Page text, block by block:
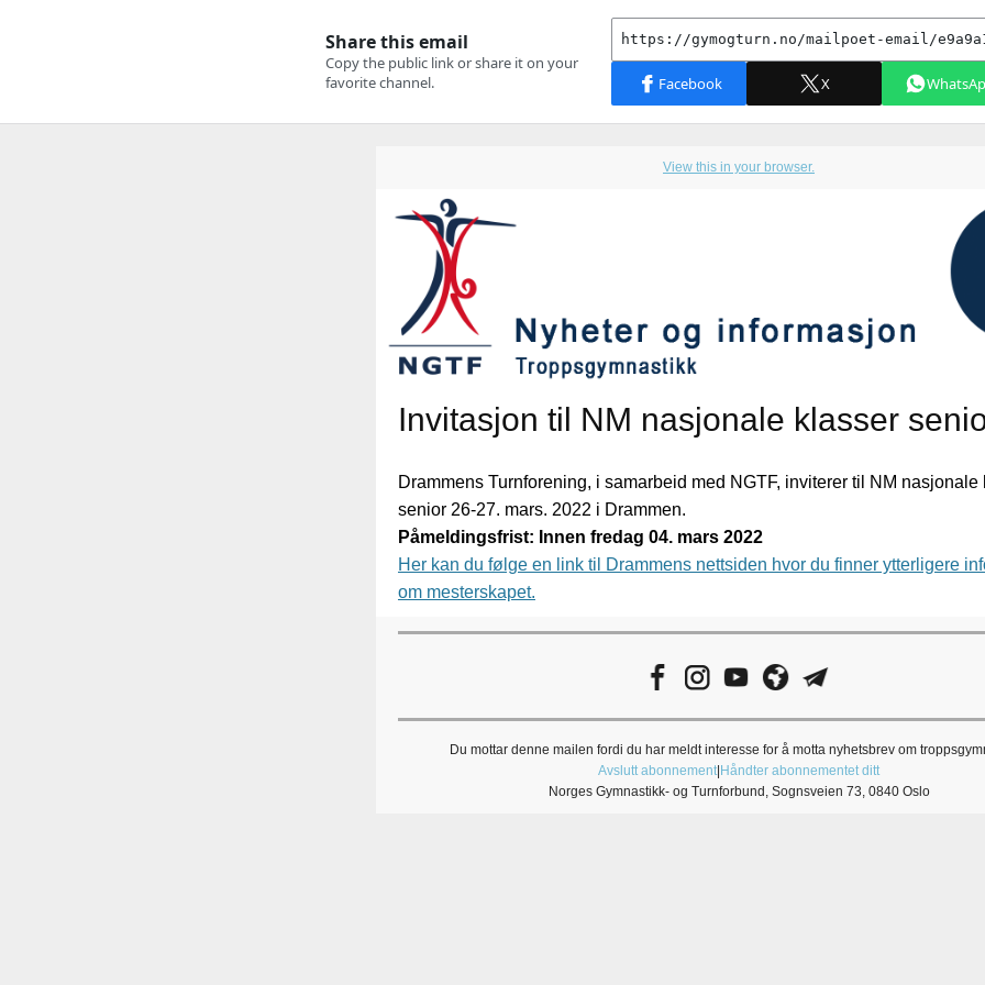
View this in your browser.
Invitasjon til NM nasjonale klasser
Drammens Turnforening, i samarbeid med NGTF, inviterer til NM nasjonale
senior 26-27. mars. 2022 i Drammen.
Påmeldingsfrist: Innen fredag 04. mars 2022
Her kan du følge en link til Drammens nettsiden hvor du finner ytterligere
om mesterskapet.
Du mottar denne mailen fordi du har meldt interesse for å motta nyhetsbrev om
Avslutt abonnement| Håndter abonnementet ditt
Norges Gymnastikk- og Turnforbund, Sognsveien 73, 0840 Oslo